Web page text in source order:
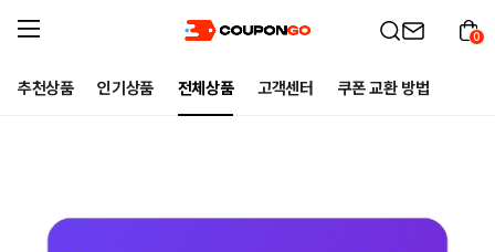
추천상품 인기상품 전체상품 고객센터 쿠폰 교환 방법
0